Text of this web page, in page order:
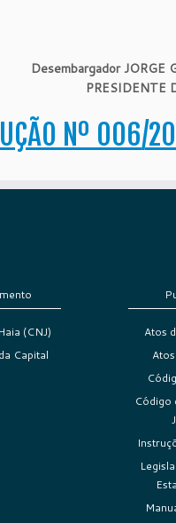
Desembargador JORGE
PRESIDENTE
Nº 006/
(CNJ)
Capital
Atos
Código